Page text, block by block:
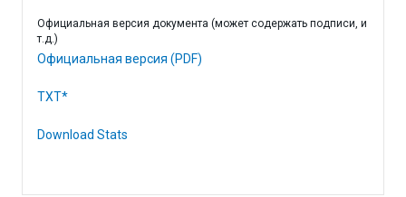
Официальная версия документа (может содержать подписи, и
т.д.)
Официальная версия (PDF)
TXT*
Download Stats